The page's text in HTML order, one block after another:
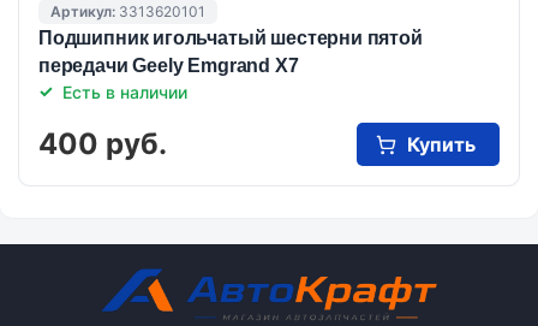
Артикул: 3313620101
Подшипник игольчатый шестерни пятой
передачи Geely Emgrand X7
Есть в наличии
400 руб. Купить